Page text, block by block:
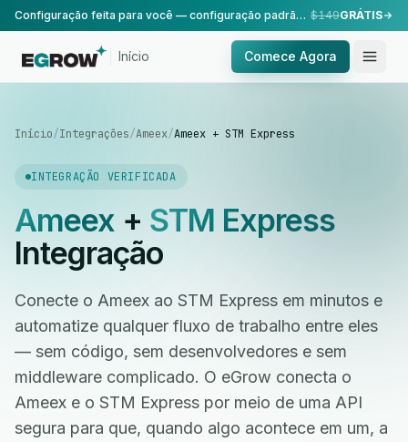
Configuração feita para você — configuração padrão, realizada pela nossa equipe. $149GRÁTIS
Início Comece Agora
Início/Integrações/Ameex/Ameex + STM Express
INTEGRAÇÃO VERIFICADA
Ameex+ STM Express
Integração
Conecte o Ameex ao STM Express em minutos e
automatize qualquer fluxo de trabalho entre eles
— sem código, sem desenvolvedores e sem
middleware complicado. O eGrow conecta o
Ameex e o STM Express por meio de uma API
segura para que, quando algo acontece em um, a